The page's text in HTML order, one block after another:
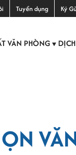
Tuyển dụng Ký
VĂN PHÒNG ▼